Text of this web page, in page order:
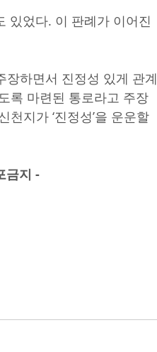
있었다. 이 판례가 이어진
하면서 진정성 있게 관계
록 마련된 통로라고 주장
지가 ‘진정성’을 운운할
지 -